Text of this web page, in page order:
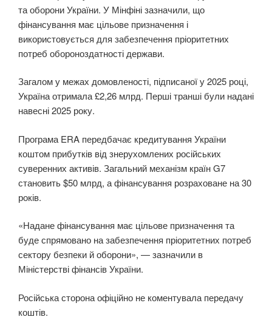
та оборони України. У Мінфіні зазначили, що
фінансування має цільове призначення і
використовується для забезпечення пріоритетних
потреб обороноздатності держави.
Загалом у межах домовленості, підписаної у 2025 році,
Україна отримала £2,26 млрд. Перші транші були надані
навесні 2025 року.
Програма ERA передбачає кредитування України
коштом прибутків від знерухомлених російських
суверенних активів. Загальний механізм країн G7
становить $50 млрд, а фінансування розраховане на 30
років.
«Надане фінансування має цільове призначення та
буде спрямовано на забезпечення пріоритетних потреб
сектору безпеки й оборони», — зазначили в
Міністерстві фінансів України.
Російська сторона офіційно не коментувала передачу
коштів.